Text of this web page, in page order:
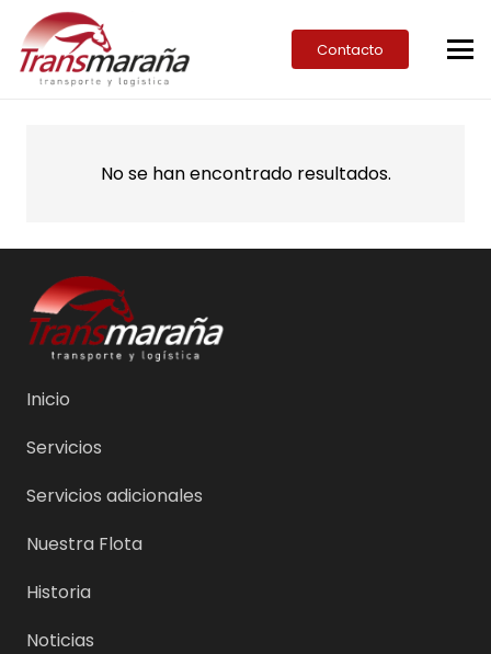
Contacto
No se han encontrado resultados.
Inicio
Servicios
Servicios adicionales
Nuestra Flota
Historia
Noticias